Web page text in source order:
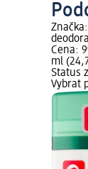
Cena:
ml
Status
Vybrat